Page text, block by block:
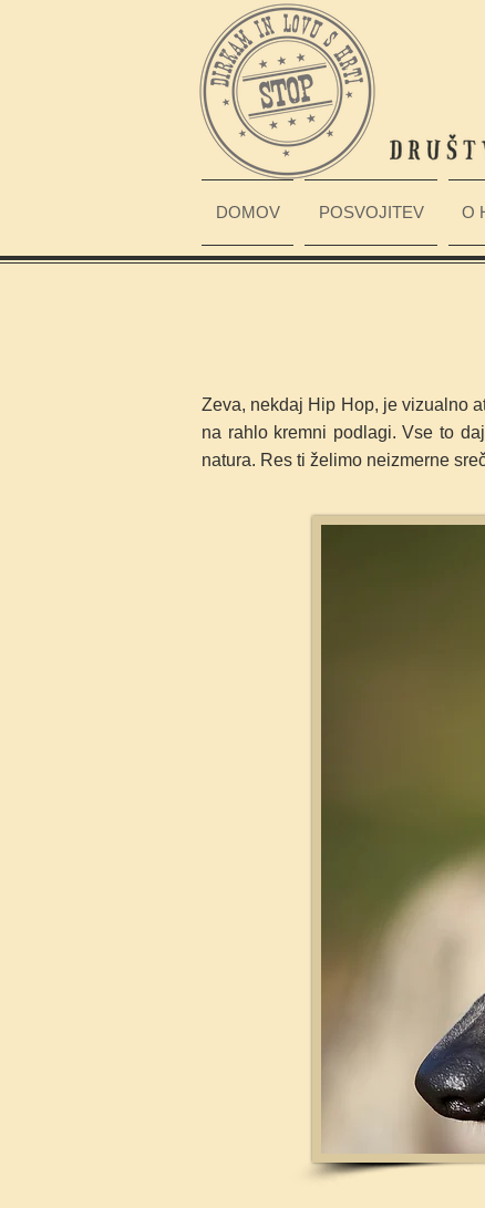
DOMOV POSVOJITEV O
Zeva, nekdaj Hip Hop, je vizualno
na rahlo kremni podlagi. Vse to
natura. Res ti želimo neizmerne